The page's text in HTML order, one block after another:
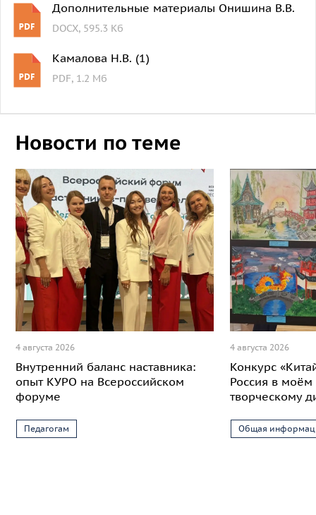
Дополнительные материалы Онишина В.В.
DOCX, 595.3 Кб
Камалова Н.В. (1)
PDF, 1.2 Мб
Новости по теме
4 августа 2026
Внутренний баланс наставника:
опыт КУРО на Всероссийском
форуме
Педагогам
4 августа 2026
Конкурс
Россия в моём
творческому
Общая